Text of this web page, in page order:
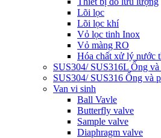
Lõi lọc
Lõi lọc khí
Vỏ lọc tinh Inox
Vỏ màng RO
Hóa chất xử lý nước
SUS304/ SUS316L Ống
SUS304/ SUS316 Ống và
Van vi sinh
Ball Vavle
Butterfly valve
Sample valve
Diaphragm valve